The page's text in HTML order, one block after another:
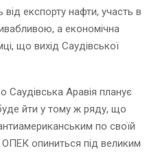
експорту нафти, участь в
а економічна
що вихід Саудівської
Саудівська Аравія планує
йти у тому ж ряду, що
по своїй
ОПЕК опиниться під великим